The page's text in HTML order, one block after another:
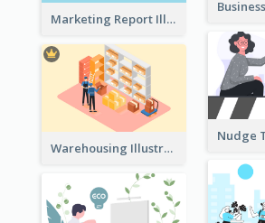
Marketing Report Illustration
Warehousing Illustration